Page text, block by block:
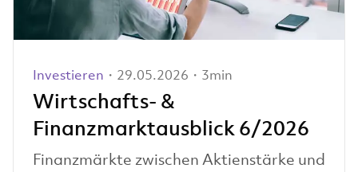
Investieren ・29.05.2026・3min
Wirtschafts- &
Finanzmarktausblick 6/2026
Finanzmärkte zwischen Aktienstärke und